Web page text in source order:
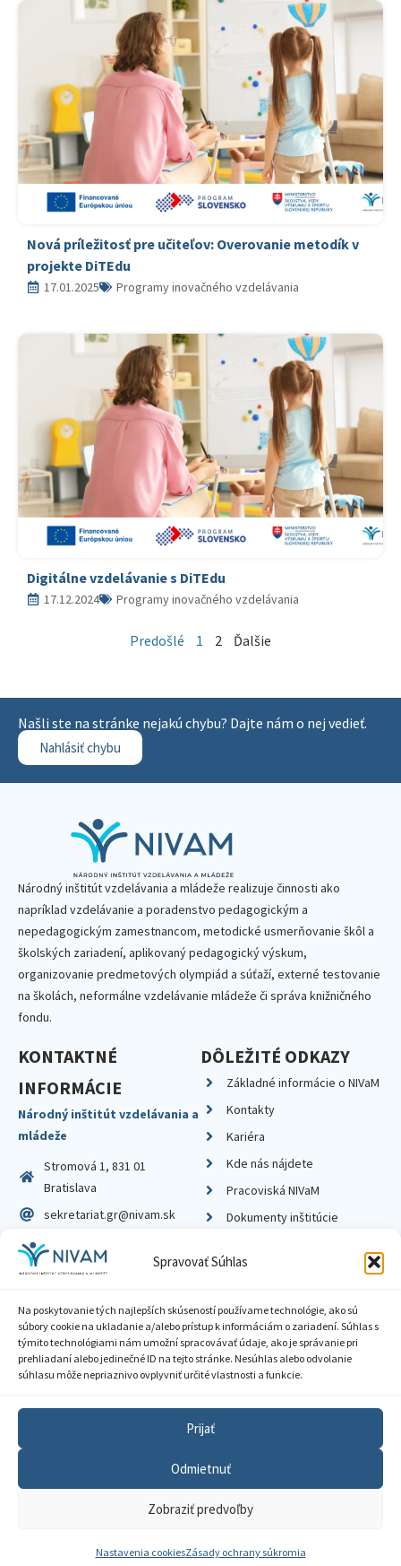
Spravovať Súhlas
Na poskytovanie tých najlepších skúseností používame technológie, ako sú
súbory cookie na ukladanie a/alebo prístup k informáciám o zariadení. Súhlas s
týmito technológiami nám umožní spracovávať údaje, ako je správanie pri
prehliadaní alebo jedinečné ID na tejto stránke. Nesúhlas alebo odvolanie
súhlasu môže nepriaznivo ovplyvniť určité vlastnosti a funkcie.
Prijať
Odmietnuť
Zobraziť predvoľby
Nastavenia cookiesZásady ochrany súkromia
Nová príležitosť pre učiteľov: Overovanie metodík v
projekte DiTEdu
17.01.2025 Programy inovačného vzdelávania
Digitálne vzdelávanie s DiTEdu
17.12.2024 Programy inovačného vzdelávania
Predošlé 1 2 Ďalšie
Našli ste na stránke nejakú chybu? Dajte nám o nej vedieť.
Nahlásiť chybu
Národný inštitút vzdelávania a mládeže realizuje činnosti ako
napríklad vzdelávanie a poradenstvo pedagogickým a
nepedagogickým zamestnancom, metodické usmerňovanie škôl a
školských zariadení, aplikovaný pedagogický výskum,
organizovanie predmetových olympiád a súťaží, externé testovanie
na školách, neformálne vzdelávanie mládeže či správa knižničného
fondu.
KONTAKTNÉ
INFORMÁCIE
Národný inštitút vzdelávania a
mládeže
Stromová 1, 831 01
Bratislava
sekretariat.gr@nivam.sk
IČO: 00164348
DIČ: 2020798714
DÔLEŽITÉ ODKAZY
Základné informácie o NIVaM
Kontakty
Kariéra
Kde nás nájdete
Pracoviská NIVaM
Dokumenty inštitúcie
© 2026 Národný inštitút vzdelávania a mládeže
Zásady ochrany súkromia
Sprístupnenie informácií
GDPR